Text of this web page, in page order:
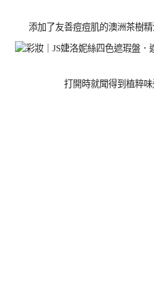
添加了友善痘痘肌的澳洲茶樹
打開時就聞得到植粹